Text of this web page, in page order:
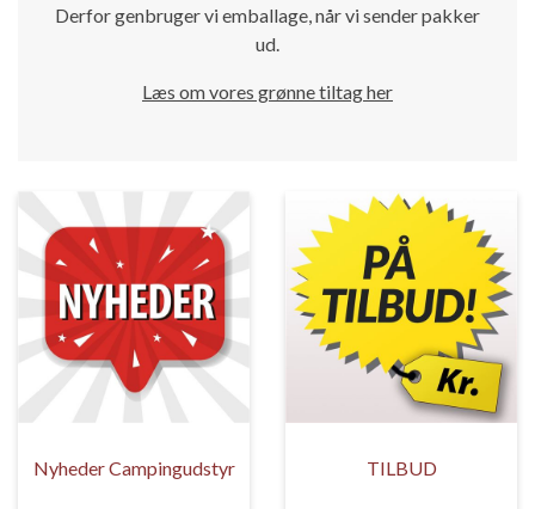
Derfor genbruger vi emballage, når vi sender pakker
ud.
Læs om vores grønne tiltag her
Nyheder Campingudstyr TILBUD